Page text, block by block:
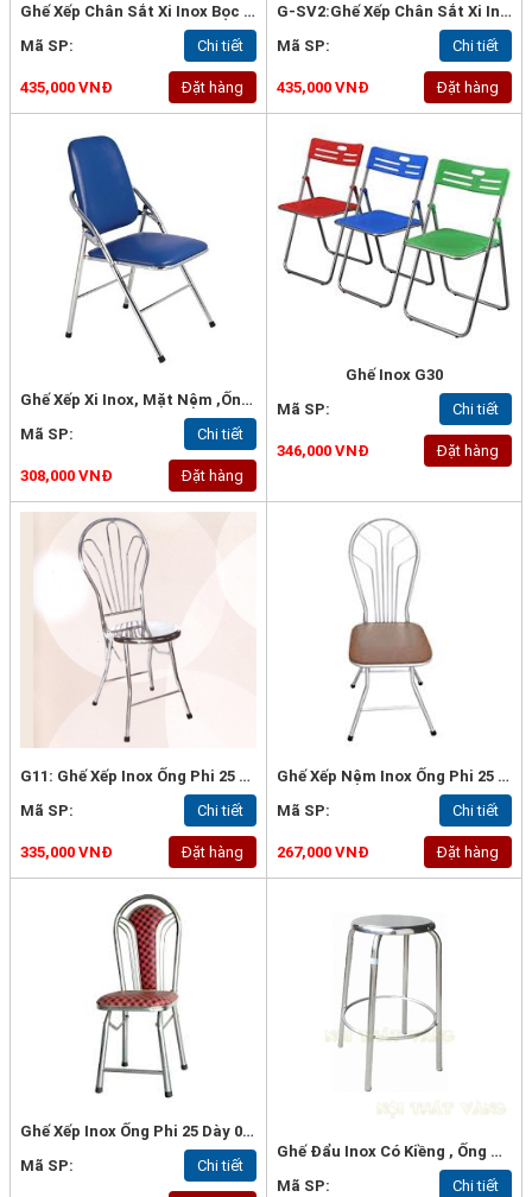
Ghế Xếp Chân Sắt Xi Inox Bọc Nệm, Có Bàn Viết -G-SV2
Mã SP:
Chi tiết
435,000 VNĐ Đặt hàng
G-SV2:Ghế Xếp Chân Sắt Xi Inox Bọc Nệm, Có Bàn Viết
Mã SP:
Chi tiết
435,000 VNĐ Đặt hàng
Ghế Xếp Xi Inox, Mặt Nệm ,ống 22*1mm, Loại Tốt - G57a
Mã SP:
Chi tiết
308,000 VNĐ Đặt hàng
Ghế Inox G30
Mã SP:
Chi tiết
346,000 VNĐ Đặt hàng
G11: Ghế Xếp Inox Ống Phi 25 Dày 0.8mm
Mã SP:
Chi tiết
335,000 VNĐ Đặt hàng
Ghế Xếp Nệm Inox Ống Phi 25 Dày 0.8mm - G12
Mã SP:
Chi tiết
267,000 VNĐ Đặt hàng
Ghế Xếp Inox Ống Phi 25 Dày 0.8mm - G13
Mã SP:
Chi tiết
Ghế Đẩu Inox Có Kiềng , Ống D25x 1mm, Mặt Inox Dày 1mm - G7a
Mã SP:
Chi tiết